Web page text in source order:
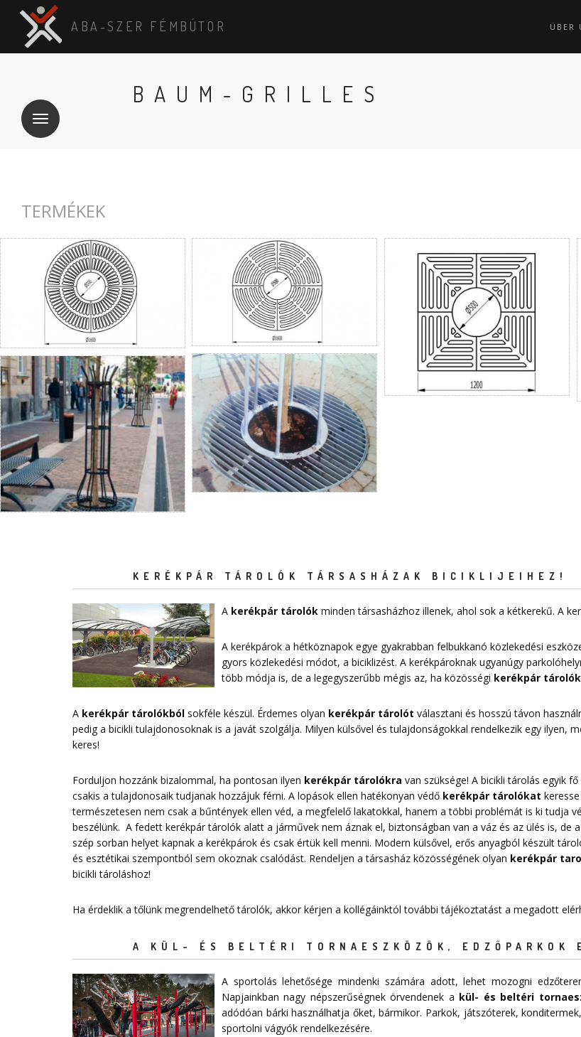
ÜBER
ABA-SZER FÉMBÚTOR
BAUM-GRILLES
TERMÉKEK
KERÉKPÁR TÁROLÓK TÁRSASHÁZAK BICIKLIJEIHEZ!
A kerékpár tárolók minden társasházhoz illenek, ahol sok a kétkerekű. A
A kerékpárok a hétköznapok egye gyakrabban felbukkanó közlekedési
gyors közlekedési módot, a biciklizést. A kerékpároknak ugyanúgy
több módja is, de a legegyszerűbb mégis az, ha közösségi kerékpár
A kerékpár tárolókból sokféle készül. Érdemes olyan kerékpár tárolót választani és hosszú távon
pedig a bicikli tulajdonosoknak is a javát szolgálja. Milyen külsővel és tulajdonságokkal rendelkezik egy ilyen,
keres!
Forduljon hozzánk bizalommal, ha pontosan ilyen kerékpár tárolókra van szüksége! A bicikli tárolás egyik
csakis a tulajdonosaik tudjanak hozzájuk férni. A lopások ellen hatékonyan védő kerékpár tárolókat
természetesen nem csak a bűntények ellen véd, a megfelelő lakatokkal, hanem a többi problémát is ki tudja
beszélünk. A fedett kerékpár tárolók alatt a járművek nem áznak el, biztonságban van a váz és az ülés is, de
szép sorban helyet kapnak a kerékpárok és csak értük kell menni. Modern külsővel, erős anyagból készült
és esztétikai szempontból sem okoznak csalódást. Rendeljen a társasház közösségének olyan kerékpár
bicikli tároláshoz!
Ha érdeklik a tőlünk megrendelhető tárolók, akkor kérjen a kollégáinktól további tájékoztatást a megadott
A KÜL- ÉS BELTÉRI TORNAESZKÖZÖK, EDZŐPARKOK
A sportolás lehetősége mindenki számára adott, lehet mozogni
Napjainkban nagy népszerűségnek örvendenek a kül- és beltéri
adódóan bárki használhatja őket, bármikor. Parkok, játszóterek,
sportolni vágyók rendelkezésére.